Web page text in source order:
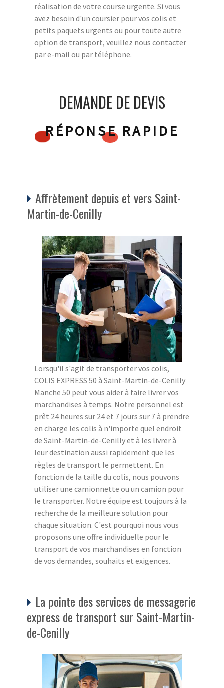
réalisation de votre course urgente. Si vous
avez besoin d'un coursier pour vos colis et
petits paquets urgents ou pour toute autre
option de transport, veuillez nous contacter
par e-mail ou par téléphone.
DEMANDE DE DEVIS
RÉPONSE RAPIDE
Affrètement depuis et vers Saint-
Martin-de-Cenilly
Lorsqu'il s'agit de transporter vos colis,
COLIS EXPRESS 50 à Saint-Martin-de-Cenilly
Manche 50 peut vous aider à faire livrer vos
marchandises à temps. Notre personnel est
prêt 24 heures sur 24 et 7 jours sur 7 à prendre
en charge les colis à n'importe quel endroit
de Saint-Martin-de-Cenilly et à les livrer à
leur destination aussi rapidement que les
règles de transport le permettent. En
fonction de la taille du colis, nous pouvons
utiliser une camionnette ou un camion pour
le transporter. Notre équipe est toujours à la
recherche de la meilleure solution pour
chaque situation. C'est pourquoi nous vous
proposons une offre individuelle pour le
transport de vos marchandises en fonction
de vos demandes, souhaits et exigences.
La pointe des services de messagerie
express de transport sur Saint-Martin-
de-Cenilly